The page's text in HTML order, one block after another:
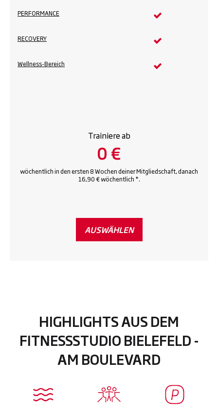
PERFORMANCE
RECOVERY
Wellness-Bereich
Trainiere ab
0 €
wöchentlich in den ersten 8 Wochen deiner Mitgliedschaft, danach
16,90 € wöchentlich *.
AUSWÄHLEN
HIGHLIGHTS AUS DEM
FITNESSSTUDIO BIELEFELD -
AM BOULEVARD